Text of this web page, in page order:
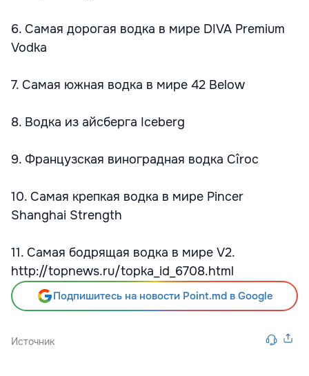
6. Самая дорогая водка в мире DIVA Premium
Vodka
7. Самая южная водка в мире 42 Below
8. Водка из айсберга Iceberg
9. Французская виноградная водка Cîroc
10. Самая крепкая водка в мире Pincer
Shanghai Strength
11. Самая бодрящая водка в мире V2.
http://topnews.ru/topka_id_6708.html
Подпишитесь на новости Point.md в Google
Источник